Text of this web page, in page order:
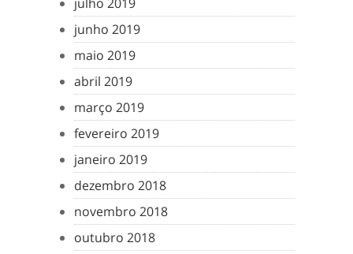
junho 2019
maio 2019
abril 2019
março 2019
fevereiro 2019
janeiro 2019
dezembro 2018
novembro 2018
outubro 2018